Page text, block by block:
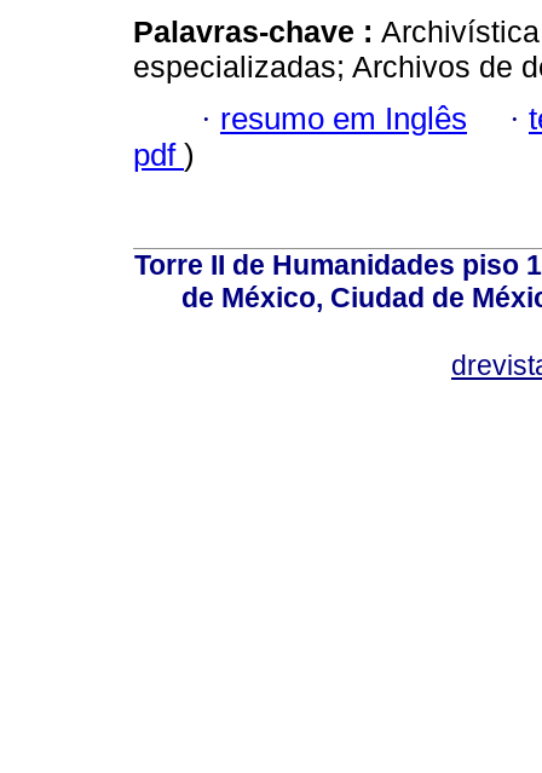
Palavras-chave :
especializadas; Archivos de
· resumo em Inglês ·
pdf )
Torre II de Humanidades piso
de México, Ciudad de